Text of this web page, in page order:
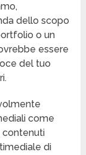
dello scopo
o un
essere
del tuo
come
contenuti
di